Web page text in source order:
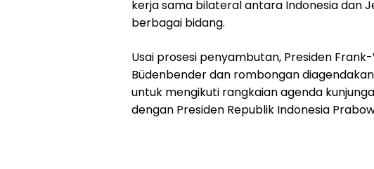
kerja sama bilateral antara Indonesia dan
berbagai bidang.
Usai prosesi penyambutan, Presiden
Büdenbender dan rombongan
untuk mengikuti rangkaian agenda
dengan Presiden Republik Indonesia